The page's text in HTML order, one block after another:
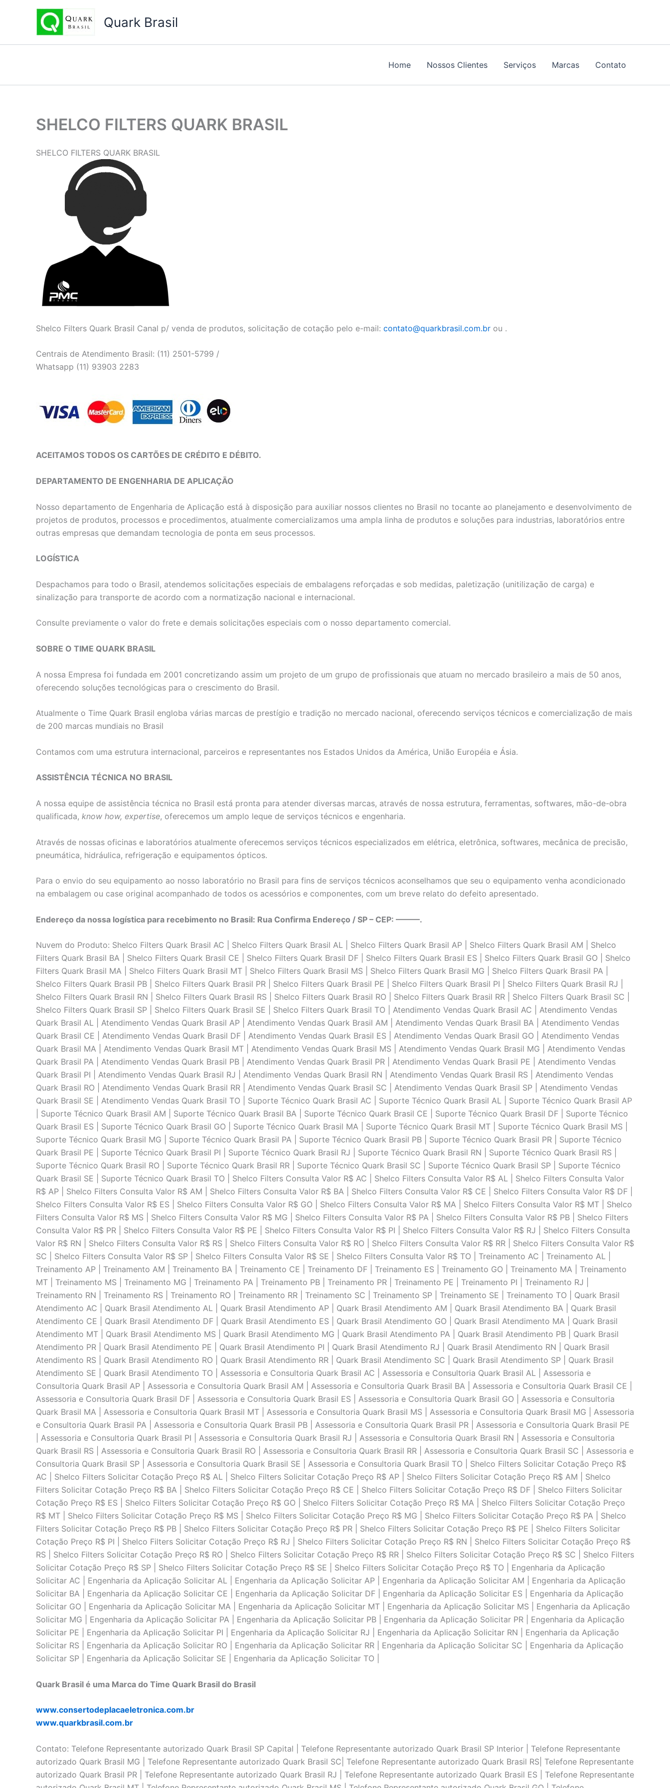
conteúdo
Quark Brasil
Home Nossos Clientes Serviços Marcas Contato
SHELCO FILTERS QUARK BRASIL
SHELCO FILTERS QUARK BRASIL
Shelco Filters Quark Brasil Canal p/ venda de produtos, solicitação de cotação pelo e-mail: contato@quarkbrasil.com.br ou .
Centrais de Atendimento Brasil: (11) 2501-5799 /
Whatsapp (11) 93903 2283
ACEITAMOS TODOS OS CARTÕES DE CRÉDITO E DÉBITO.
DEPARTAMENTO DE ENGENHARIA DE APLICAÇĀO
Nosso departamento de Engenharia de Aplicação está à disposição para auxiliar nossos clientes no Brasil no tocante ao planejamento e desenvolvimento de
projetos de produtos, processos e procedimentos, atualmente comercializamos uma ampla linha de produtos e soluções para industrias, laboratórios entre
outras empresas que demandam tecnologia de ponta em seus processos.
LOGÍSTICA
Despachamos para todo o Brasil, atendemos solicitações especiais de embalagens reforçadas e sob medidas, paletizaçāo (unitilizaçāo de carga) e
sinalização para transporte de acordo com a normatização nacional e internacional.
Consulte previamente o valor do frete e demais solicitações especiais com o nosso departamento comercial.
SOBRE O TIME QUARK BRASIL
A nossa Empresa foi fundada em 2001 concretizando assim um projeto de um grupo de profissionais que atuam no mercado brasileiro a mais de 50 anos,
oferecendo soluções tecnológicas para o crescimento do Brasil.
Atualmente o Time Quark Brasil engloba várias marcas de prestígio e tradição no mercado nacional, oferecendo serviços técnicos e comercialização de mais
de 200 marcas mundiais no Brasil
Contamos com uma estrutura internacional, parceiros e representantes nos Estados Unidos da América, União Européia e Ásia.
ASSISTÊNCIA TÉCNICA NO BRASIL
A nossa equipe de assistência técnica no Brasil está pronta para atender diversas marcas, através de nossa estrutura, ferramentas, softwares, māo-de-obra
qualificada, know how, expertise, oferecemos um amplo leque de serviços técnicos e engenharia.
Através de nossas oficinas e laboratórios atualmente oferecemos serviços técnicos especializados em elétrica, eletrônica, softwares, mecânica de precisão,
pneumática, hidráulica, refrigeração e equipamentos ópticos.
Para o envio do seu equipamento ao nosso laboratório no Brasil para fins de serviços técnicos aconselhamos que seu o equipamento venha acondicionado
na embalagem ou case original acompanhado de todos os acessórios e componentes, com um breve relato do defeito apresentado.
Endereço da nossa logística para recebimento no Brasil: Rua Confirma Endereço / SP – CEP: ———.
Nuvem do Produto: Shelco Filters Quark Brasil AC | Shelco Filters Quark Brasil AL | Shelco Filters Quark Brasil AP | Shelco Filters Quark Brasil AM | Shelco
Filters Quark Brasil BA | Shelco Filters Quark Brasil CE | Shelco Filters Quark Brasil DF | Shelco Filters Quark Brasil ES | Shelco Filters Quark Brasil GO | Shelco
Filters Quark Brasil MA | Shelco Filters Quark Brasil MT | Shelco Filters Quark Brasil MS | Shelco Filters Quark Brasil MG | Shelco Filters Quark Brasil PA |
Shelco Filters Quark Brasil PB | Shelco Filters Quark Brasil PR | Shelco Filters Quark Brasil PE | Shelco Filters Quark Brasil PI | Shelco Filters Quark Brasil RJ |
Shelco Filters Quark Brasil RN | Shelco Filters Quark Brasil RS | Shelco Filters Quark Brasil RO | Shelco Filters Quark Brasil RR | Shelco Filters Quark Brasil SC |
Shelco Filters Quark Brasil SP | Shelco Filters Quark Brasil SE | Shelco Filters Quark Brasil TO | Atendimento Vendas Quark Brasil AC | Atendimento Vendas
Quark Brasil AL | Atendimento Vendas Quark Brasil AP | Atendimento Vendas Quark Brasil AM | Atendimento Vendas Quark Brasil BA | Atendimento Vendas
Quark Brasil CE | Atendimento Vendas Quark Brasil DF | Atendimento Vendas Quark Brasil ES | Atendimento Vendas Quark Brasil GO | Atendimento Vendas
Quark Brasil MA | Atendimento Vendas Quark Brasil MT | Atendimento Vendas Quark Brasil MS | Atendimento Vendas Quark Brasil MG | Atendimento Vendas
Quark Brasil PA | Atendimento Vendas Quark Brasil PB | Atendimento Vendas Quark Brasil PR | Atendimento Vendas Quark Brasil PE | Atendimento Vendas
Quark Brasil PI | Atendimento Vendas Quark Brasil RJ | Atendimento Vendas Quark Brasil RN | Atendimento Vendas Quark Brasil RS | Atendimento Vendas
Quark Brasil RO | Atendimento Vendas Quark Brasil RR | Atendimento Vendas Quark Brasil SC | Atendimento Vendas Quark Brasil SP | Atendimento Vendas
Quark Brasil SE | Atendimento Vendas Quark Brasil TO | Suporte Técnico Quark Brasil AC | Suporte Técnico Quark Brasil AL | Suporte Técnico Quark Brasil AP
| Suporte Técnico Quark Brasil AM | Suporte Técnico Quark Brasil BA | Suporte Técnico Quark Brasil CE | Suporte Técnico Quark Brasil DF | Suporte Técnico
Quark Brasil ES | Suporte Técnico Quark Brasil GO | Suporte Técnico Quark Brasil MA | Suporte Técnico Quark Brasil MT | Suporte Técnico Quark Brasil MS |
Suporte Técnico Quark Brasil MG | Suporte Técnico Quark Brasil PA | Suporte Técnico Quark Brasil PB | Suporte Técnico Quark Brasil PR | Suporte Técnico
Quark Brasil PE | Suporte Técnico Quark Brasil PI | Suporte Técnico Quark Brasil RJ | Suporte Técnico Quark Brasil RN | Suporte Técnico Quark Brasil RS |
Suporte Técnico Quark Brasil RO | Suporte Técnico Quark Brasil RR | Suporte Técnico Quark Brasil SC | Suporte Técnico Quark Brasil SP | Suporte Técnico
Quark Brasil SE | Suporte Técnico Quark Brasil TO | Shelco Filters Consulta Valor R$ AC | Shelco Filters Consulta Valor R$ AL | Shelco Filters Consulta Valor
R$ AP | Shelco Filters Consulta Valor R$ AM | Shelco Filters Consulta Valor R$ BA | Shelco Filters Consulta Valor R$ CE | Shelco Filters Consulta Valor R$ DF |
Shelco Filters Consulta Valor R$ ES | Shelco Filters Consulta Valor R$ GO | Shelco Filters Consulta Valor R$ MA | Shelco Filters Consulta Valor R$ MT | Shelco
Filters Consulta Valor R$ MS | Shelco Filters Consulta Valor R$ MG | Shelco Filters Consulta Valor R$ PA | Shelco Filters Consulta Valor R$ PB | Shelco Filters
Consulta Valor R$ PR | Shelco Filters Consulta Valor R$ PE | Shelco Filters Consulta Valor R$ PI | Shelco Filters Consulta Valor R$ RJ | Shelco Filters Consulta
Valor R$ RN | Shelco Filters Consulta Valor R$ RS | Shelco Filters Consulta Valor R$ RO | Shelco Filters Consulta Valor R$ RR | Shelco Filters Consulta Valor R$
SC | Shelco Filters Consulta Valor R$ SP | Shelco Filters Consulta Valor R$ SE | Shelco Filters Consulta Valor R$ TO | Treinamento AC | Treinamento AL |
Treinamento AP | Treinamento AM | Treinamento BA | Treinamento CE | Treinamento DF | Treinamento ES | Treinamento GO | Treinamento MA | Treinamento
MT | Treinamento MS | Treinamento MG | Treinamento PA | Treinamento PB | Treinamento PR | Treinamento PE | Treinamento PI | Treinamento RJ |
Treinamento RN | Treinamento RS | Treinamento RO | Treinamento RR | Treinamento SC | Treinamento SP | Treinamento SE | Treinamento TO | Quark Brasil
Atendimento AC | Quark Brasil Atendimento AL | Quark Brasil Atendimento AP | Quark Brasil Atendimento AM | Quark Brasil Atendimento BA | Quark Brasil
Atendimento CE | Quark Brasil Atendimento DF | Quark Brasil Atendimento ES | Quark Brasil Atendimento GO | Quark Brasil Atendimento MA | Quark Brasil
Atendimento MT | Quark Brasil Atendimento MS | Quark Brasil Atendimento MG | Quark Brasil Atendimento PA | Quark Brasil Atendimento PB | Quark Brasil
Atendimento PR | Quark Brasil Atendimento PE | Quark Brasil Atendimento PI | Quark Brasil Atendimento RJ | Quark Brasil Atendimento RN | Quark Brasil
Atendimento RS | Quark Brasil Atendimento RO | Quark Brasil Atendimento RR | Quark Brasil Atendimento SC | Quark Brasil Atendimento SP | Quark Brasil
Atendimento SE | Quark Brasil Atendimento TO | Assessoria e Consultoria Quark Brasil AC | Assessoria e Consultoria Quark Brasil AL | Assessoria e
Consultoria Quark Brasil AP | Assessoria e Consultoria Quark Brasil AM | Assessoria e Consultoria Quark Brasil BA | Assessoria e Consultoria Quark Brasil CE |
Assessoria e Consultoria Quark Brasil DF | Assessoria e Consultoria Quark Brasil ES | Assessoria e Consultoria Quark Brasil GO | Assessoria e Consultoria
Quark Brasil MA | Assessoria e Consultoria Quark Brasil MT | Assessoria e Consultoria Quark Brasil MS | Assessoria e Consultoria Quark Brasil MG | Assessoria
e Consultoria Quark Brasil PA | Assessoria e Consultoria Quark Brasil PB | Assessoria e Consultoria Quark Brasil PR | Assessoria e Consultoria Quark Brasil PE
| Assessoria e Consultoria Quark Brasil PI | Assessoria e Consultoria Quark Brasil RJ | Assessoria e Consultoria Quark Brasil RN | Assessoria e Consultoria
Quark Brasil RS | Assessoria e Consultoria Quark Brasil RO | Assessoria e Consultoria Quark Brasil RR | Assessoria e Consultoria Quark Brasil SC | Assessoria e
Consultoria Quark Brasil SP | Assessoria e Consultoria Quark Brasil SE | Assessoria e Consultoria Quark Brasil TO | Shelco Filters Solicitar Cotação Preço R$
AC | Shelco Filters Solicitar Cotação Preço R$ AL | Shelco Filters Solicitar Cotação Preço R$ AP | Shelco Filters Solicitar Cotação Preço R$ AM | Shelco
Filters Solicitar Cotação Preço R$ BA | Shelco Filters Solicitar Cotação Preço R$ CE | Shelco Filters Solicitar Cotação Preço R$ DF | Shelco Filters Solicitar
Cotação Preço R$ ES | Shelco Filters Solicitar Cotação Preço R$ GO | Shelco Filters Solicitar Cotação Preço R$ MA | Shelco Filters Solicitar Cotação Preço
R$ MT | Shelco Filters Solicitar Cotação Preço R$ MS | Shelco Filters Solicitar Cotação Preço R$ MG | Shelco Filters Solicitar Cotação Preço R$ PA | Shelco
Filters Solicitar Cotação Preço R$ PB | Shelco Filters Solicitar Cotação Preço R$ PR | Shelco Filters Solicitar Cotação Preço R$ PE | Shelco Filters Solicitar
Cotação Preço R$ PI | Shelco Filters Solicitar Cotação Preço R$ RJ | Shelco Filters Solicitar Cotação Preço R$ RN | Shelco Filters Solicitar Cotação Preço R$
RS | Shelco Filters Solicitar Cotação Preço R$ RO | Shelco Filters Solicitar Cotação Preço R$ RR | Shelco Filters Solicitar Cotação Preço R$ SC | Shelco Filters
Solicitar Cotação Preço R$ SP | Shelco Filters Solicitar Cotação Preço R$ SE | Shelco Filters Solicitar Cotação Preço R$ TO | Engenharia da Aplicação
Solicitar AC | Engenharia da Aplicação Solicitar AL | Engenharia da Aplicação Solicitar AP | Engenharia da Aplicação Solicitar AM | Engenharia da Aplicação
Solicitar BA | Engenharia da Aplicação Solicitar CE | Engenharia da Aplicação Solicitar DF | Engenharia da Aplicação Solicitar ES | Engenharia da Aplicação
Solicitar GO | Engenharia da Aplicação Solicitar MA | Engenharia da Aplicação Solicitar MT | Engenharia da Aplicação Solicitar MS | Engenharia da Aplicação
Solicitar MG | Engenharia da Aplicação Solicitar PA | Engenharia da Aplicação Solicitar PB | Engenharia da Aplicação Solicitar PR | Engenharia da Aplicação
Solicitar PE | Engenharia da Aplicação Solicitar PI | Engenharia da Aplicação Solicitar RJ | Engenharia da Aplicação Solicitar RN | Engenharia da Aplicação
Solicitar RS | Engenharia da Aplicação Solicitar RO | Engenharia da Aplicação Solicitar RR | Engenharia da Aplicação Solicitar SC | Engenharia da Aplicação
Solicitar SP | Engenharia da Aplicação Solicitar SE | Engenharia da Aplicação Solicitar TO |
Quark Brasil é uma Marca do Time Quark Brasil do Brasil
www.consertodeplacaeletronica.com.br
www.quarkbrasil.com.br
Contato: Telefone Representante autorizado Quark Brasil SP Capital | Telefone Representante autorizado Quark Brasil SP Interior | Telefone Representante
autorizado Quark Brasil MG | Telefone Representante autorizado Quark Brasil SC| Telefone Representante autorizado Quark Brasil RS| Telefone Representante
autorizado Quark Brasil PR | Telefone Representante autorizado Quark Brasil RJ | Telefone Representante autorizado Quark Brasil ES | Telefone Representante